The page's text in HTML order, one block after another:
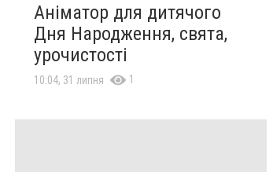
Аніматор для дитячого
Дня Народження, свята,
урочистості
10:04, 31 липня 1